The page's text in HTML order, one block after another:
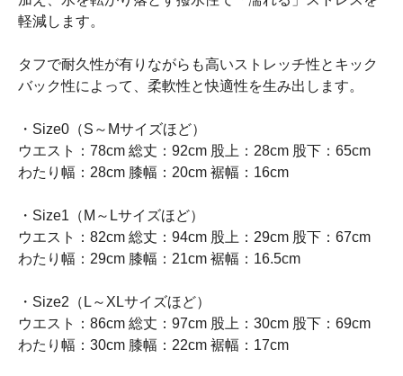
軽減します。
タフで耐久性が有りながらも高いストレッチ性とキック
バック性によって、柔軟性と快適性を生み出します。
・Size0（S～Mサイズほど）
ウエスト：78cm 総丈：92cm 股上：28cm 股下：65cm
わたり幅：28cm 膝幅：20cm 裾幅：16cm
・Size1（M～Lサイズほど）
ウエスト：82cm 総丈：94cm 股上：29cm 股下：67cm
わたり幅：29cm 膝幅：21cm 裾幅：16.5cm
・Size2（L～XLサイズほど）
ウエスト：86cm 総丈：97cm 股上：30cm 股下：69cm
わたり幅：30cm 膝幅：22cm 裾幅：17cm